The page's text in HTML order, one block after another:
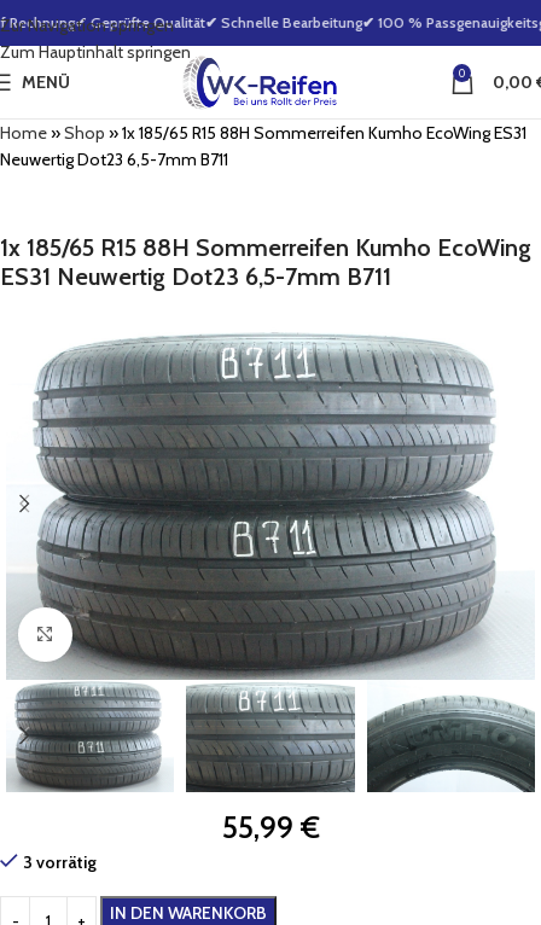
Zur Navigation springen
Zum Hauptinhalt springen
✔ Geprüfte Qualität✔ Schnelle Bearbeitung✔ 100 %
MENÜ 0 0,00
Home»Shop »1x 185/65 R15 88H Sommerreifen Kumho EcoWing ES31
Neuwertig Dot23 6,5-7mm B711
1x 185/65 R15 88H Sommerreifen Kumho EcoWing
ES31 Neuwertig Dot23 6,5-7mm B711
Zum Vergrößern klicken
55,99 €
3 vorrätig
IN DEN WARENKORB